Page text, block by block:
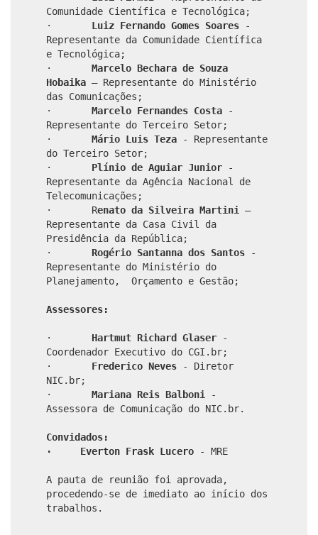
Comunidade Científica e Tecnológica;
· Luiz Fernando Gomes Soares -
Representante da Comunidade Científica
e Tecnológica;
· Marcelo Bechara de Souza
Hobaika – Representante do Ministério
das Comunicações;
· Marcelo Fernandes Costa -
Representante do Terceiro Setor;
· Mário Luis Teza - Representante
do Terceiro Setor;
· Plínio de Aguiar Junior -
Representante da Agência Nacional de
Telecomunicações;
· Renato da Silveira Martini
–
Representante da Casa Civil da
Presidência da República;
· Rogério Santanna dos Santos -
Representante do Ministério do
Planejamento, Orçamento e Gestão;
Assessores:
· Hartmut Richard Glaser -
Coordenador Executivo do CGI.br;
· Frederico Neves - Diretor
NIC.br;
· Mariana Reis Balboni
-
Assessora de Comunicação do NIC.br.
Convidados:
·
Everton Frask Lucero - MRE
A pauta de reunião foi aprovada,
procedendo-se de imediato ao início dos
trabalhos.